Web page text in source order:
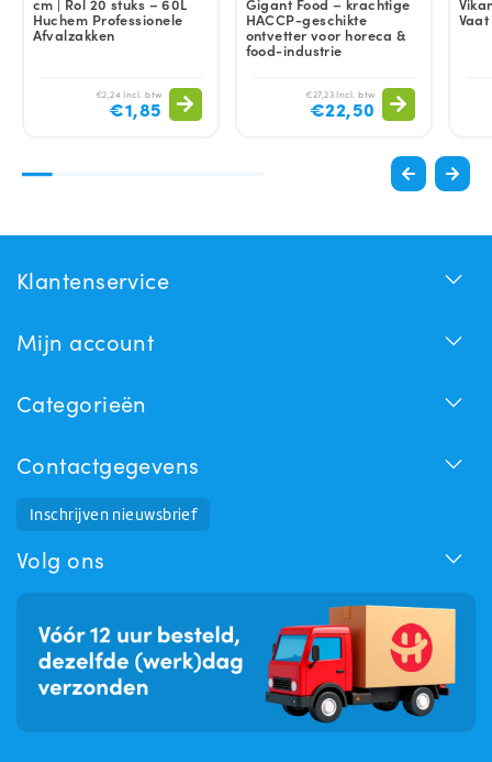
Huchem Professionele
Afvalzakken
€2,24 Incl. btw
€1,85
HACCP-geschikte
ontvetter voor horeca &
food-industrie
€27,23 Incl. btw
€22,50
Klantenservice
Mijn account
Categorieën
Contactgegevens
Inschrijven nieuwsbrief
Volg ons